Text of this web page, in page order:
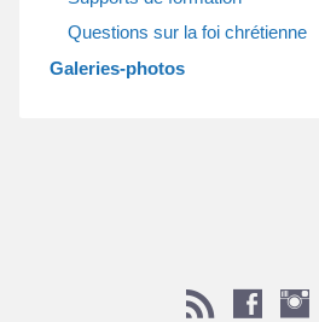
Questions sur la foi chrétienne
Galeries-photos